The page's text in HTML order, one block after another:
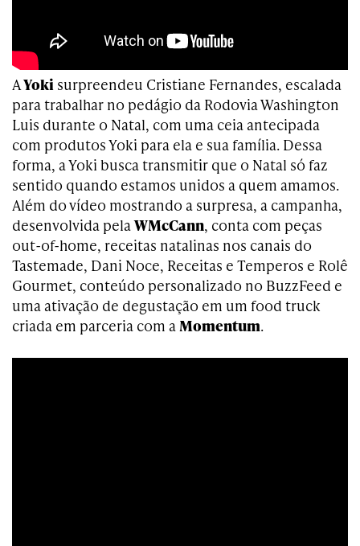
AYoki surpreendeu Cristiane Fernandes, escalada
para trabalhar no pedágio da Rodovia Washington
Luis durante o Natal, com uma ceia antecipada
com produtos Yoki para ela e sua família. Dessa
forma, a Yoki busca transmitir que o Natal só faz
sentido quando estamos unidos a quem amamos.
Além do vídeo mostrando a surpresa, a campanha,
desenvolvida pelaWMcCann, conta com peças
out-of-home, receitas natalinas nos canais do
Tastemade, Dani Noce, Receitas e Temperos e Rolê
Gourmet, conteúdo personalizado no BuzzFeed e
uma ativação de degustação em um food truck
criada em parceria com aMomentum.